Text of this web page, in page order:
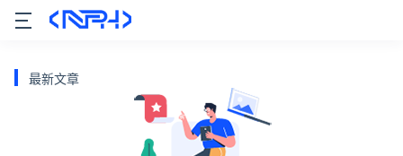
最新文章